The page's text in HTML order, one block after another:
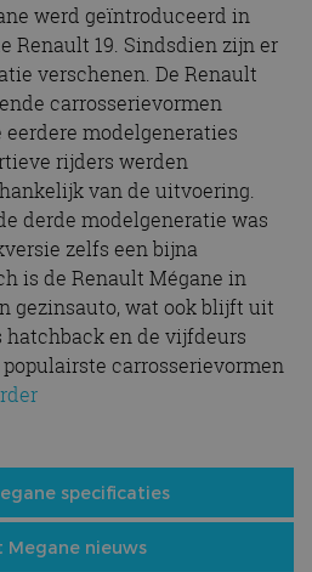
werd geïntroduceerd in
Renault 19. Sindsdien zijn er
verschenen. De Renault
carrosserievormen
eerdere modelgeneraties
rijders werden
van de uitvoering.
derde modelgeneratie was
zelfs een bijna
is de Renault Mégane in
gezinsauto, wat ook blijft uit
en de vijfdeurs
carrosserievormen
specificaties
Megane nieuws